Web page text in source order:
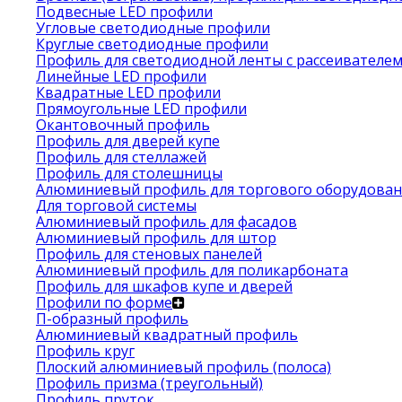
Подвесные LED профили
Угловые светодиодные профили
Круглые светодиодные профили
Профиль для светодиодной ленты с рассеивателем
Линейные LED профили
Квадратные LED профили
Прямоугольные LED профили
Окантовочный профиль
Профиль для дверей купе
Профиль для стеллажей
Профиль для столешницы
Алюминиевый профиль для торгового
Для торговой системы
Алюминиевый профиль для фасадов
Алюминиевый профиль для штор
Профиль для стеновых панелей
Алюминиевый профиль для поликарбоната
Профиль для шкафов купе и дверей
Профили по форме
П-образный профиль
Алюминиевый квадратный профиль
Профиль круг
Плоский алюминиевый профиль (полоса)
Профиль призма (треугольный)